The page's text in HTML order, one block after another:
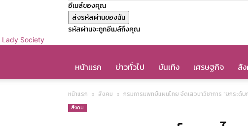
อีเมล์ของคุณ
รหัสผ่านจะถูกอีเมล์ถึงคุณ
Lady Society
หน้าแรก ข่าวทั่วไป บันเทิง เศรษฐกิจ สั
หน้าแรก สังคม กรมการแพทย์แผนไทย จัดเสวนาวิชาการ “ยกระดับ
สังคม